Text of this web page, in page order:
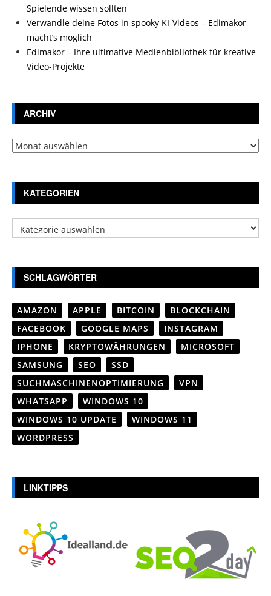
Spielende wissen sollten
Verwandle deine Fotos in spooky KI-Videos – Edimakor
macht’s möglich
Edimakor – Ihre ultimative Medienbibliothek für kreative
Video-Projekte
ARCHIV
Archiv
KATEGORIEN
Kategorien
SCHLAGWÖRTER
AMAZON APPLE BITCOIN
BLOCKCHAIN
FACEBOOK
GOOGLE MAPS
INSTAGRAM
IPHONE
KRYPTOWÄHRUNGEN
MICROSOFT
SAMSUNG
SEO
SSD
SUCHMASCHINENOPTIMIERUNG
VPN
WHATSAPP
WINDOWS 10
WINDOWS 10 UPDATE
WINDOWS 11
WORDPRESS
LINKTIPPS